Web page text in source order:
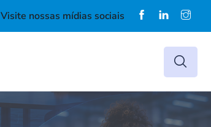
Visite nossas mídias sociais